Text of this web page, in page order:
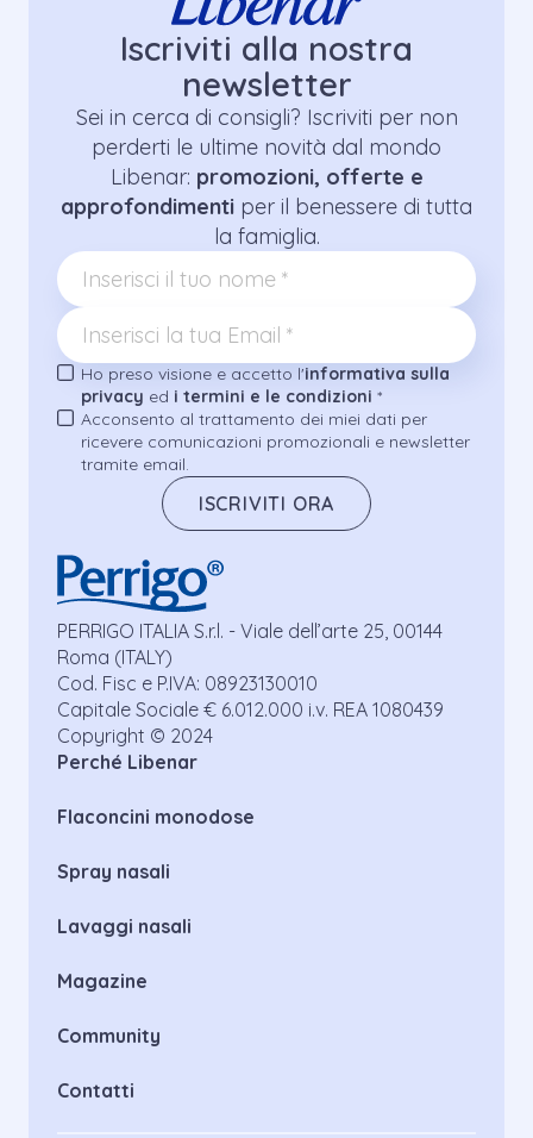
Iscriviti alla nostra
newsletter
Sei in cerca di consigli? Iscriviti per non
perderti le ultime novità dal mondo
Libenar: promozioni, offerte e
approfondimenti per il benessere di tutta
la famiglia.
Ho preso visione e accetto l'informativa sulla
privacy ed i termini e le condizioni *
Acconsento al trattamento dei miei dati per
ricevere comunicazioni promozionali e newsletter
tramite email.
ISCRIVITI ORA
PERRIGO ITALIA S.r.l. - Viale dell’arte 25, 00144
Roma (ITALY)
Cod. Fisc e P.IVA: 08923130010
Capitale Sociale € 6.012.000 i.v. REA 1080439
Copyright © 2024
Perché Libenar
Flaconcini monodose
Spray nasali
Lavaggi nasali
Magazine
Community
Contatti